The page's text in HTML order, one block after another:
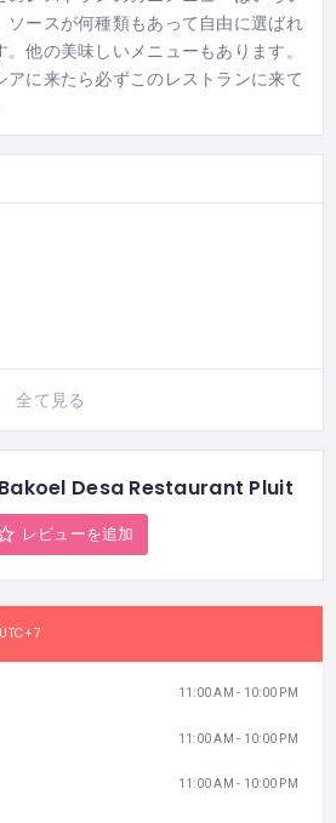
ソースが何種類もあって自由に選ばれ
他の美味しいメニューもあります。
アに来たら必ずこのレストランに来て
全て見る
Bakoel Desa Restaurant Pluit
レビューを追加
UTC+7
11:00 AM - 10:00 PM
11:00 AM - 10:00 PM
11:00 AM - 10:00 PM